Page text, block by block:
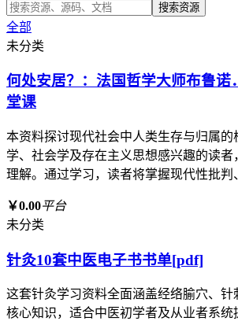
搜索资源
全部
未分类
何处安居？：法国哲学大师布鲁诺
堂课
本资料探讨现代社会中人类生存与归属的
学、社会学及存在主义思想感兴趣的读
理解。通过学习，读者将掌握现代性批判
￥0.00平台
未分类
针灸10套中医电子书书单[pdf]
这套针灸学习资料全面涵盖经络腧穴、针
核心知识，适合中医初学者及从业者系统